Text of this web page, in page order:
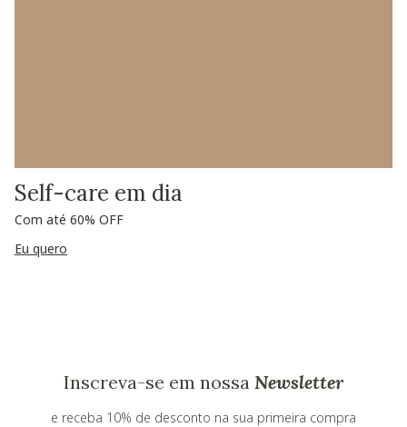
Self-care em dia
Com até 60% OFF
Eu quero
Inscreva-se em nossa Newsletter
e receba 10% de desconto na sua primeira compra